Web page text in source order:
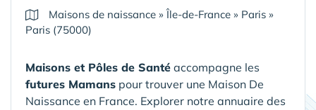
Maisons de naissance »Île-de-France » Paris »
Paris (75000)
Maisons et Pôles de Santé accompagne les
futures Mamans pour trouver une Maison De
Naissance en France. Explorer notre annuaire des